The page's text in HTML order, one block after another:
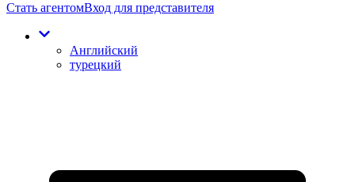
Стать агентомВход для представителя
Английский
турецкий